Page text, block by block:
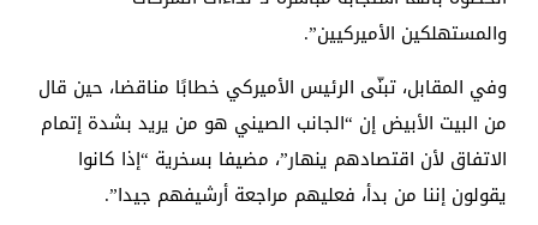
والمستهلكين الأميركيين”.
وفي المقابل، تبنّى الرئيس الأميركي خطابًا مناقضا، حين قال
من البيت الأبيض إن “الجانب الصيني هو من يريد بشدة إتمام
الاتفاق لأن اقتصادهم ينهار”، مضيفا بسخرية “إذا كانوا
يقولون إننا من بدأ، فعليهم مراجعة أرشيفهم جيدا”.